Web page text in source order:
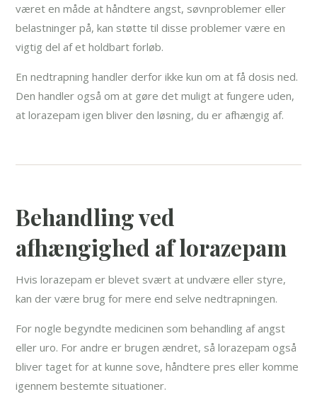
været en måde at håndtere angst, søvnproblemer eller
belastninger på, kan støtte til disse problemer være en
vigtig del af et holdbart forløb.
En nedtrapning handler derfor ikke kun om at få dosis ned.
Den handler også om at gøre det muligt at fungere uden,
at lorazepam igen bliver den løsning, du er afhængig af.
Behandling ved
afhængighed af lorazepam
Hvis lorazepam er blevet svært at undvære eller styre,
kan der være brug for mere end selve nedtrapningen.
For nogle begyndte medicinen som behandling af angst
eller uro. For andre er brugen ændret, så lorazepam også
bliver taget for at kunne sove, håndtere pres eller komme
igennem bestemte situationer.